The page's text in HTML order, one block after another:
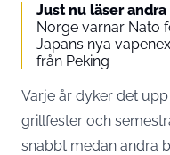
Just nu läser andra
Norge varnar Nato
Japans nya
från Peking
Varje år dyker det
grillfester och
snabbt medan andra